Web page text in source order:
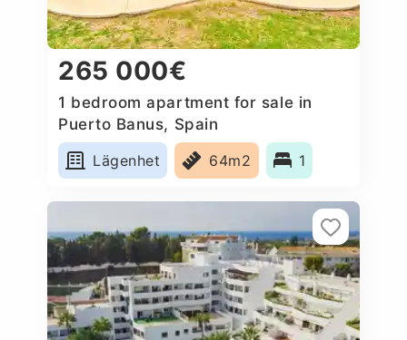
265 000€
1 bedroom apartment for sale in
Puerto Banus, Spain
Lägenhet
64m2 1